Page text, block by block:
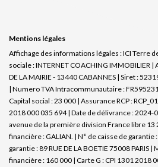
Mentions légales
Affichage des informations légales : ICI Terre
sociale : INTERNET COACHING IMMOBILIER |
DE LA MAIRIE - 13440 CABANNES | Siret :
| Numero TVA Intracommunautaire :
Capital social : 23 000 | Assurance RCP :
2018 000 035 694 | Date de délivrance : 2024-
avenue de la première division France libre 13
financière : GALIAN. | N° de caisse de
garantie : 89 RUE DE LA BOETIE 75008 PARIS
financière : 160 000 | Carte G : CPI 1301 2018